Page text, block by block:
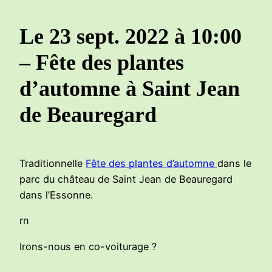
Le 23 sept. 2022 à 10:00
– Fête des plantes
d’automne à Saint Jean
de Beauregard
Traditionnelle Fête des plantes d’automne dans le
parc du château de Saint Jean de Beauregard
dans l’Essonne.
rn
Irons-nous en co-voiturage ?